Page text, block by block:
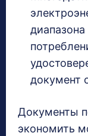
документ
Документы
экономить